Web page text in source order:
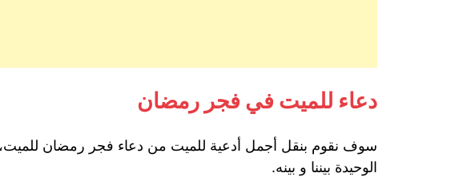
دعاء للميت في فجر رمضان
سوف نقوم بنقل أجمل أدعية للميت من دعاء فجر رمضان للميت،
الوحيدة بيننا و بينه.